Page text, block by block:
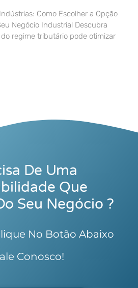
Como Escolher a Opção
Negócio Industrial Descubra
regime tributário pode otimizar
De Uma
Que
Seu Negócio ?
No Botão Abaixo
Conosco!